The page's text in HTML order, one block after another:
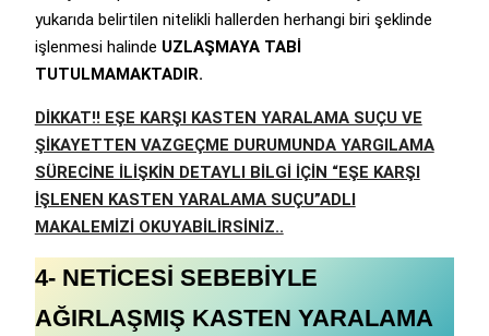
yukarıda belirtilen nitelikli hallerden herhangi biri şeklinde
işlenmesi halinde UZLAŞMAYA TABİ
TUTULMAMAKTADIR.
DİKKAT!! EŞE KARŞI KASTEN YARALAMA SUÇU VE
ŞİKAYETTEN VAZGEÇME DURUMUNDA YARGILAMA
SÜRECİNE İLİŞKİN DETAYLI BİLGİ İÇİN “EŞE KARŞI
İŞLENEN KASTEN YARALAMA SUÇU”ADLI
MAKALEMİZİ OKUYABİLİRSİNİZ..
4- NETİCESİ SEBEBİYLE
AĞIRLAŞMIŞ KASTEN YARALAMA